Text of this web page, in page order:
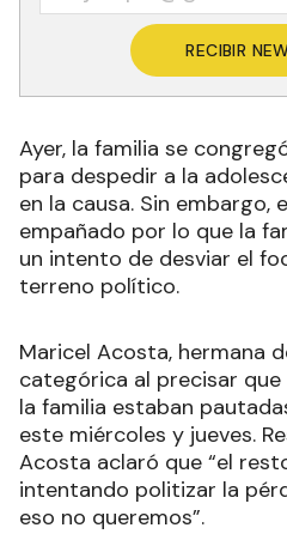
RECIBIR
Ayer, la familia se
para despedir a la
en la causa. Sin embargo,
empañado por lo que la
un intento de desviar el
terreno político.
Maricel Acosta, hermana
categórica al precisar
la familia estaban
este miércoles y jueves.
Acosta aclaró que “el
intentando politizar la
eso no queremos”.